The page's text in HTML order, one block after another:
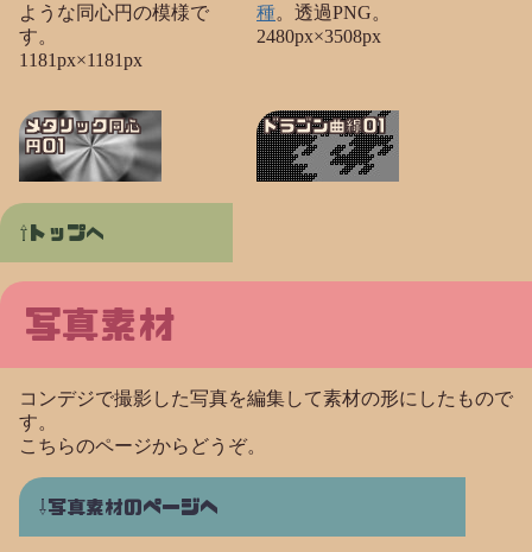
ような同心円の模様で
す。
1181px×1181px
メタリック同心
円01
種。透過PNG。
2480px×3508px
ドラゴン曲線01
トップへ
写真素材
コンデジで撮影した写真を編集して素材の形にしたもので
す。
こちらのページからどうぞ。
写真素材のページヘ